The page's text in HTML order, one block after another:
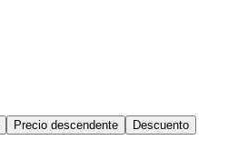
Precio descendente Descuento